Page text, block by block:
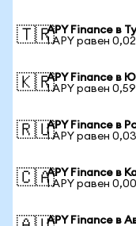
🇹🇷APY Finance в
1 APY равен
🇰🇷APY Finance в
1 APY равен
🇷🇺APY Finance в
1 APY равен
🇨🇦APY Finance в
1 APY равен
APY Finance в